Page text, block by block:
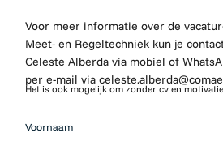
Voor meer informatie over de
Meet- en Regeltechniek kun je
Celeste Alberda via mobiel of
per e-mail via
Het is ook mogelijk om zonder cv en
Voornaam
die op zoek